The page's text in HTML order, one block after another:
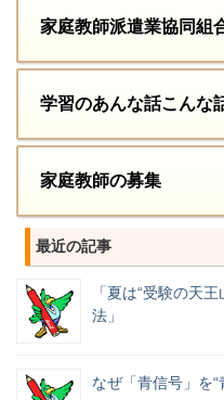
家庭教師派遣業協同組
学習のあんな話こんな
家庭教師の募集
最近の記事
「夏は“受験の天
法」
なぜ「青信号」を“